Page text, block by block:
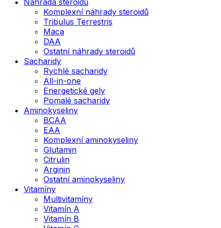
Komplexní náhrady steroidů
Tribulus Terrestris
Maca
DAA
Ostatní náhrady steroidů
Sacharidy
Rychlé sacharidy
All-in-one
Energetické gely
Pomalé sacharidy
Aminokyseliny
BCAA
EAA
Komplexní aminokyseliny
Glutamin
Citrulin
Arginin
Ostatní aminokyseliny
Vitamíny
Multivitamíny
Vitamín A
Vitamín B